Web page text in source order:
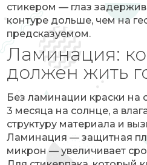
стикером — глаз
контуре дольше, чем на
предсказуемом.
Ламинация:
должен жить
Без ламинации краски на
3 месяца на солнце, а
структуру материала и
Ламинация — защитная
микрон — увеличивает